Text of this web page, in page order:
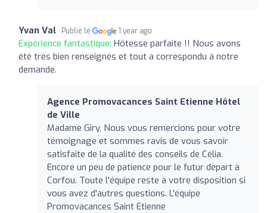
Yvan Val Publié le 1 year ago
Expérience fantastique: Hôtesse parfaite !! Nous avons
été très bien renseignés et tout a correspondu à notre
demande.
Agence Promovacances Saint Etienne Hôtel
de Ville
Madame Giry, Nous vous remercions pour votre
témoignage et sommes ravis de vous savoir
satisfaite de la qualité des conseils de Célia.
Encore un peu de patience pour le futur départ à
Corfou. Toute l'équipe reste à votre disposition si
vous avez d'autres questions. L'équipe
Promovacances Saint Etienne